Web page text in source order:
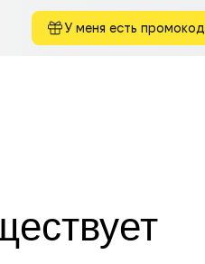
У меня есть промокод